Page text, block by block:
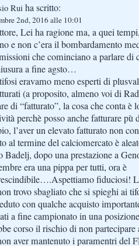
Rui ha scritto:
2nd, 2016 alle 10:01
Lei ha ragione ma, a quei
e non c’era il bombardamento
che cominciano a parlare di
a fine agsto…
eravamo meno esperti di
(a proposito, almeno voi di
di “fatturato”, la cosa che conta è
perchè posso anche fatturare
l’aver un elevato fatturato non
al termine del calciomercato è
Badelj, dopo una prestazione a
era una pippa per tutti, ora è
fiduciosi!
trovo sbagliato che si spieghi ai
con qualche acquisto
a fine campionato in una
corso il rischio di non
aver mantenuto i paramentri del